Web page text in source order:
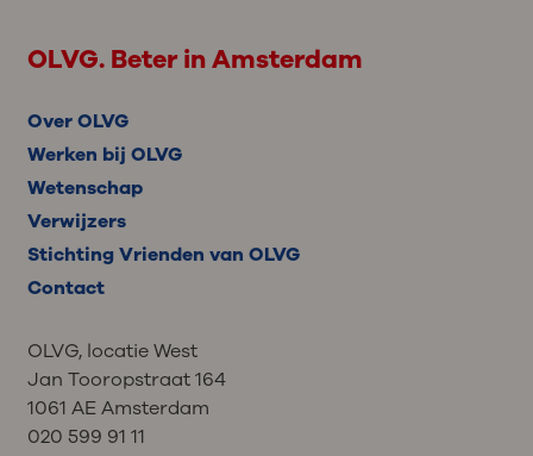
OLVG. Beter in Amsterdam
Over OLVG
Werken bij OLVG
Wetenschap
Verwijzers
Stichting Vrienden van OLVG
Contact
OLVG, locatie West
Jan Tooropstraat 164
1061 AE Amsterdam
020 599 91 11